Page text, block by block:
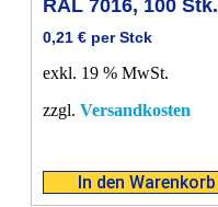
RAL 7016, 100 Stk.
0,21 € per Stck
exkl. 19 % MwSt.
zzgl. Versandkosten
In den Warenkorb